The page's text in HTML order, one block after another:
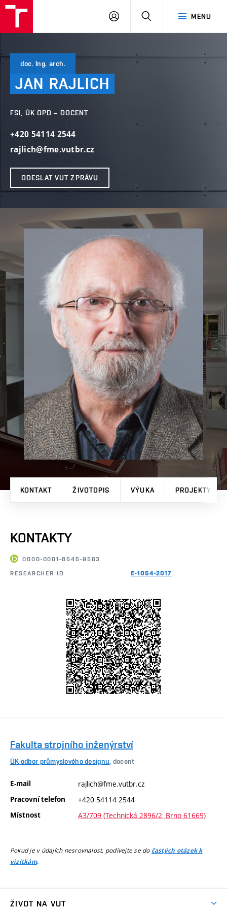
MENU
PŘIHLÁSIT
doc. Ing. arch.
JAN RAJLICH
FSI, ÚK OPD – DOCENT
+420 54114 2544
rajlich@fme.vutbr.cz
ODESLAT VUT ZPRÁVU
KONTAKT ŽIVOTOPIS VÝUKA PROJEKTY
KONTAKTY
0000-0001-8545-9563
RESEARCHER ID E-1054-2017
Fakulta strojního inženýrství
ÚK-odbor průmyslového designu , docent
E-mail rajlich@fme.vutbr.cz
Pracovní telefon +420 54114 2544
Místnost A3/709 (Technická 2896/2, Brno 61669)
Pokud je v údajích nesrovnalost, podívejte se do častých otázek k
vizitkám.
ŽIVOT NA VUT